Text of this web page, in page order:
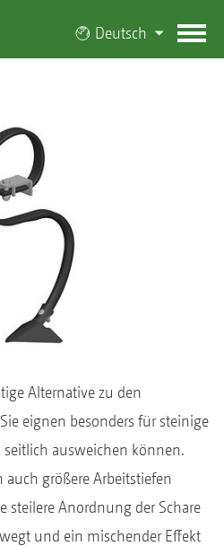
Deutsch
Alternative zu den
eignen besonders für steinige
ausweichen können.
größere Arbeitstiefen
steilere Anordnung der Schare
und ein mischender Effekt